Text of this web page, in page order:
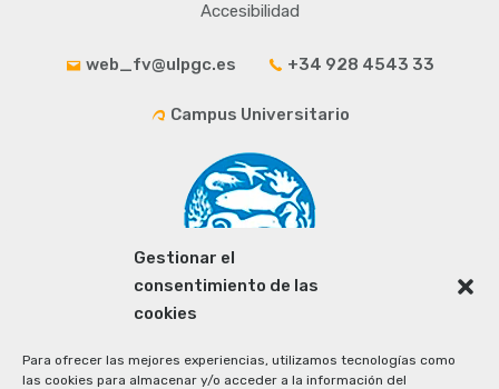
Gestionar el
consentimiento de las
cookies
Para ofrecer las mejores experiencias, utilizamos tecnologías como
las cookies para almacenar y/o acceder a la información del
Accesibilidad
web_fv@ulpgc.es +34 928 4543 33
Campus Universitario